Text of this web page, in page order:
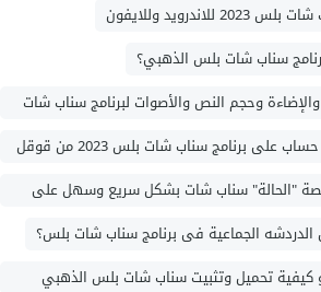
وللايفون
سناب شات بلس الذهبي؟
وحجم النص والأصوات لبرنامج سناب شات
كيفية إنشاء حساب على برنامج سناب شات بلس 2023 من قوقل
"الحالة" سناب شات بشكل سريع وسهل على
الجماعية فى برنامج سناب شات بلس؟
كيفية تحميل وتثبيت سناب شات بلس الذهبي